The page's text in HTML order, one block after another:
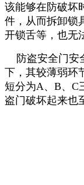
该能够在防破坏
件，从而拆卸锁
开锁舌等，也无
防盗安全门安
下，其较薄弱环
短分为A、B、C
盗门破坏起来也